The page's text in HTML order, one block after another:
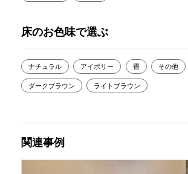
床のお色味で選ぶ
ナチュラル アイボリー 畳 その他
ダークブラウン ライトブラウン
関連事例